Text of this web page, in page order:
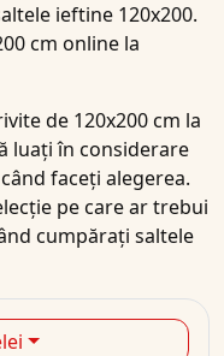
ieftine 120x200.
cm online la
de 120x200 cm la
luați în considerare
faceți alegerea.
pe care ar trebui
cumpărați saltele